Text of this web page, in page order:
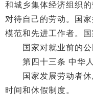
和城乡集体经济组织
对待自己的劳动。国
模范和先进工作者。
国家对就业前的公
第四十三条 中华人
国家发展劳动者休
时间和休假制度。